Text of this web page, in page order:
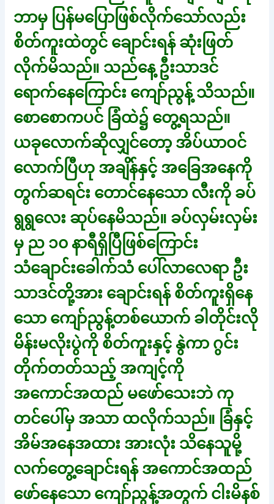
ဘာမှ ပြန်မပြောဖြစ်လိုက်သော်လည်း
စိတ်ကူးထဲတွင် ချောင်းရန် ဆုံးဖြတ်
လိုက်မိသည်။ သည်နေ့ ဦးသာဒင်
ရောက်နေကြောင်း ကျော်ညွန့် သိသည်။
စောစောကပင် ခြံထဲ၌ တွေ့ရသည်။
ယခုလောက်ဆိုလျှင်တော့ အိပ်ယာဝင်
လောက်ပြီဟု အချိန်နှင့် အခြေအနေကို
တွက်ဆရင်း တောင်နေသော လီးကို ခပ်
ရွရွလေး ဆုပ်နေမိသည်။ ခပ်လှမ်းလှမ်း
မှ ည ၁၀ နာရီရှိပြီဖြစ်ကြောင်း
သံချောင်းခေါက်သံ ပေါ်လာလေရာ ဦး
သာဒင်တို့အား ချောင်းရန် စိတ်ကူးရှိနေ
သော ကျော်ညွန့်တစ်ယောက် ခါတိုင်းလို
မိန်းမလိုးပွဲကို စိတ်ကူးနှင့် နွဲကာ ဂွင်း
တိုက်တတ်သည့် အကျင့်ကို
အကောင်အထည် မဖော်သေးဘဲ ကု
တင်ပေါ်မှ အသာ ထလိုက်သည်။ ခြံနှင့်
အိမ်အနေအထား အားလုံး သိနေသူမို့
လက်တွေ့ချောင်းရန် အကောင်အထည်
ဖော်နေသော ကျော်ညွန့်အတွက် ငါးမိနစ်